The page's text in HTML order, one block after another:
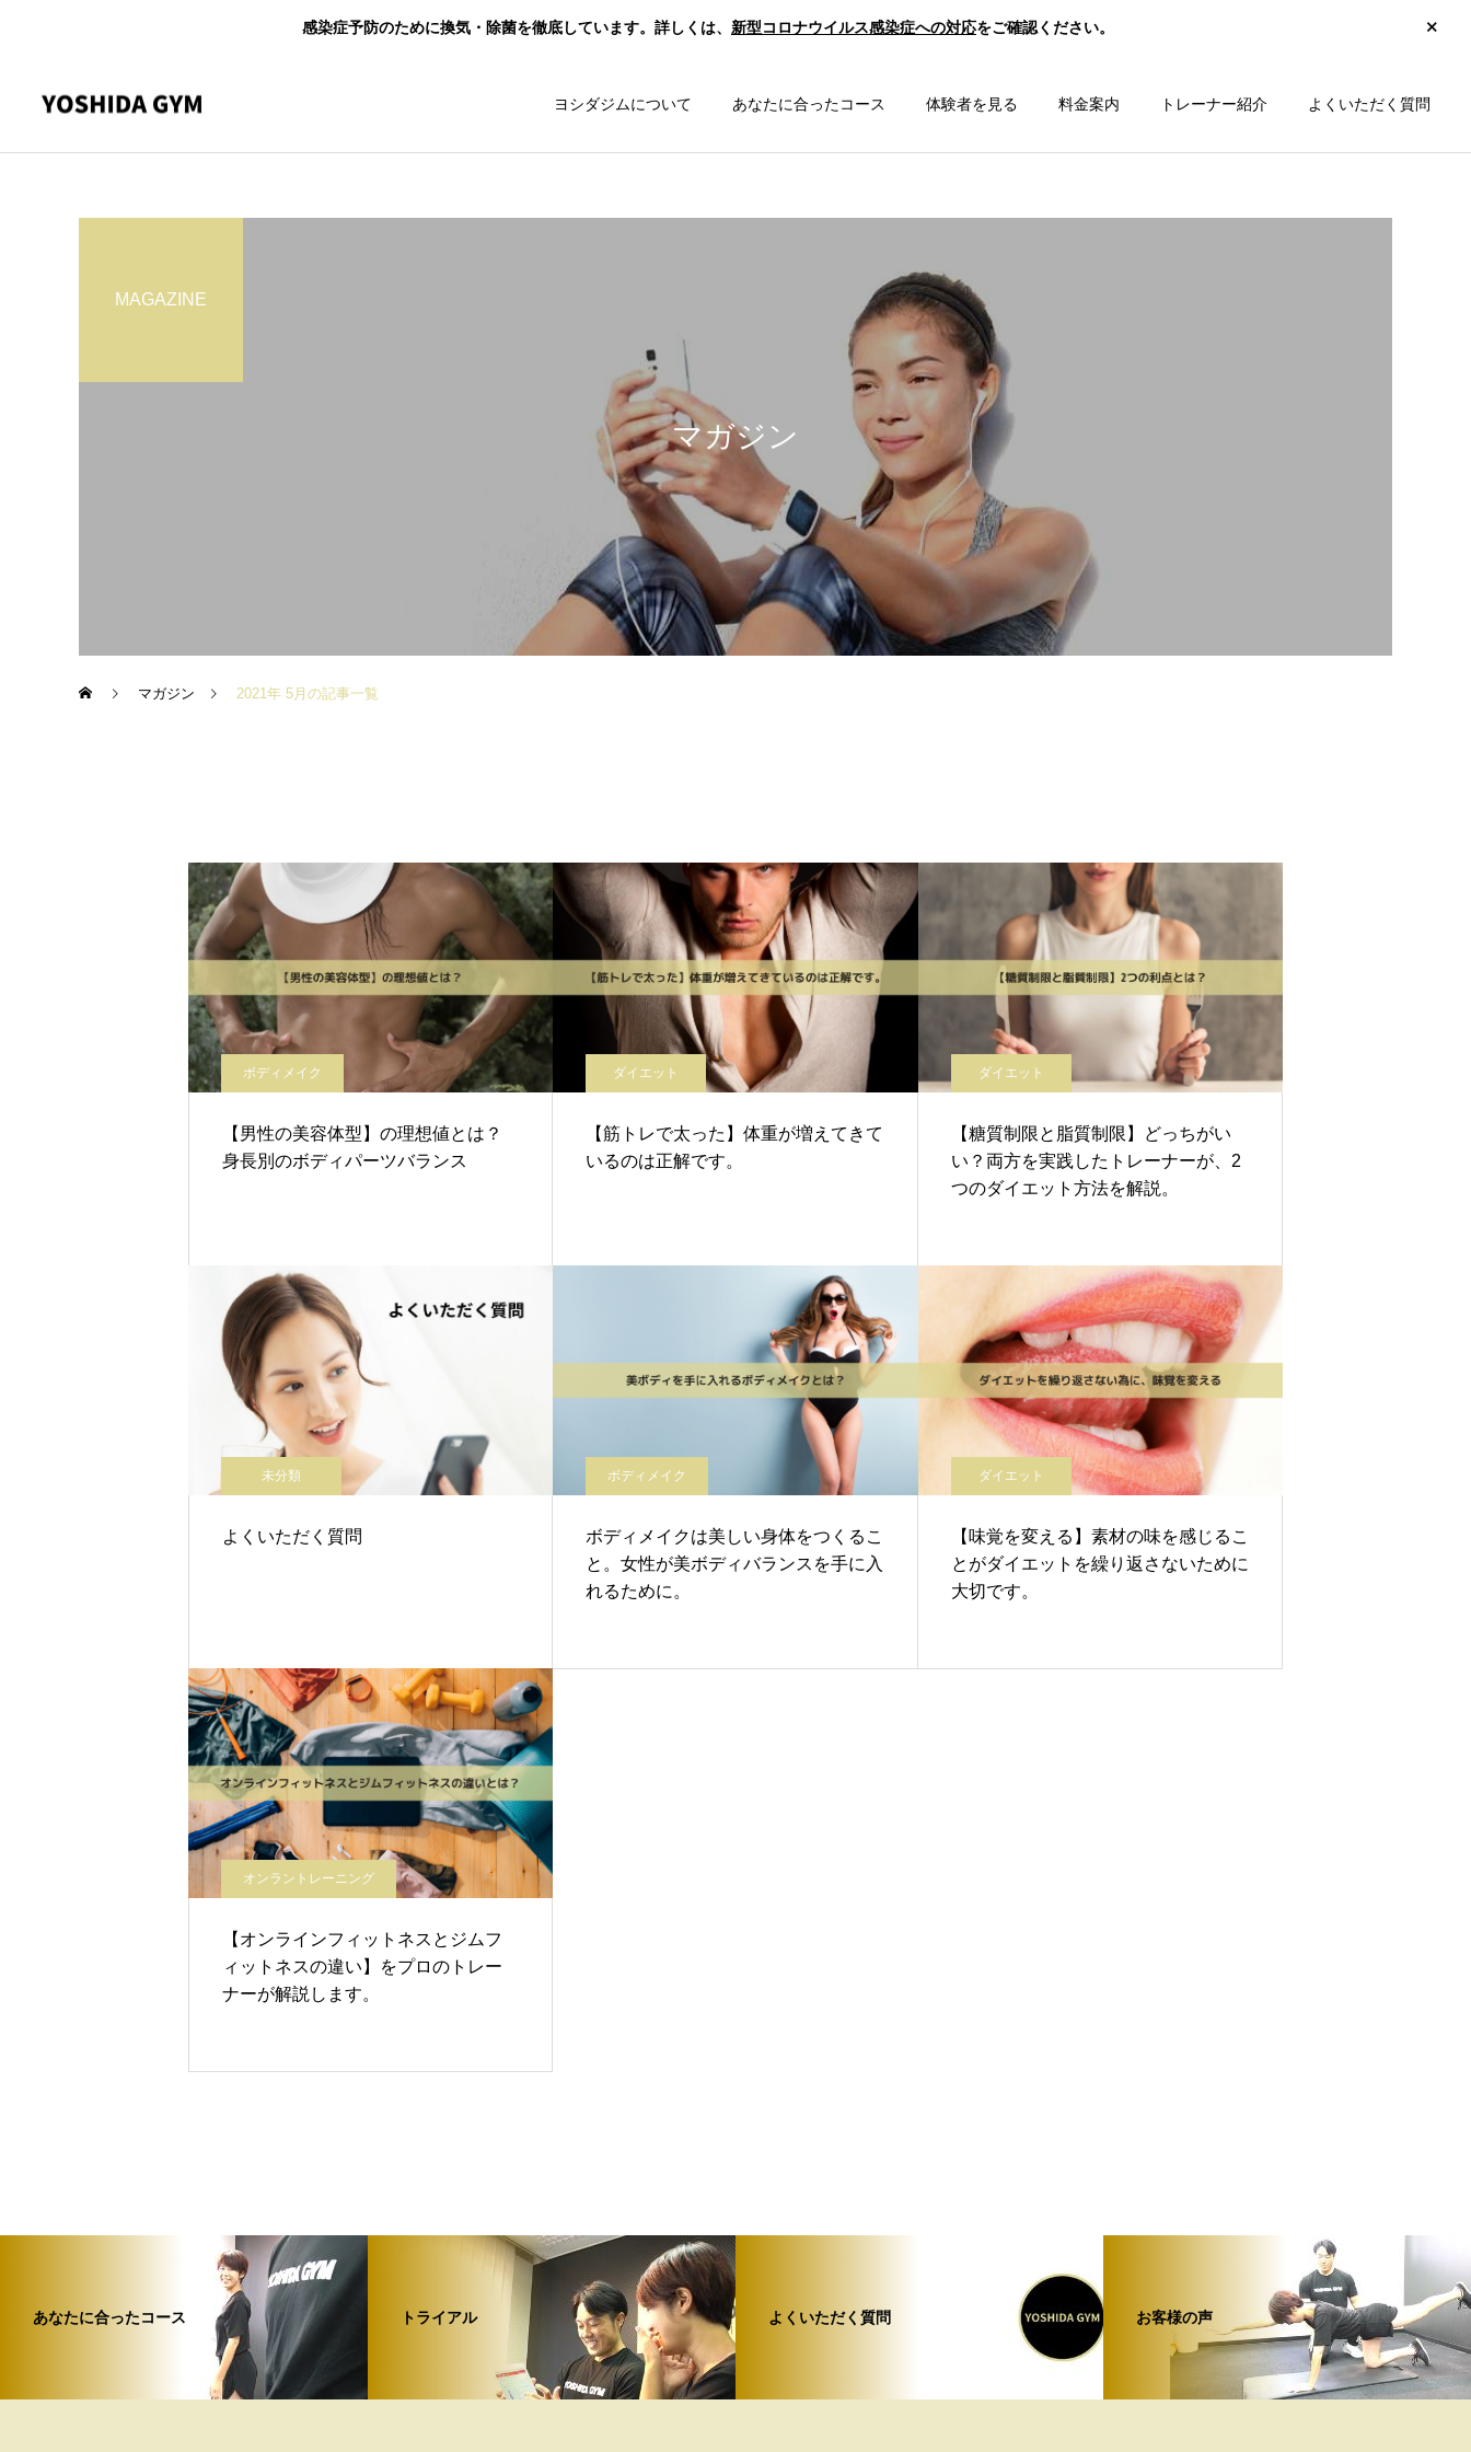
感染症予防のために換気・除菌を徹底しています。詳しくは、 新型コロナウイルス感染症への対応をご確認ください。
ヨシダジムについて あなたに合ったコース 体験者を見る 料金案内 トレーナー紹介 よくいただく質問
マガジン
MAGAZINE
マガジン 2021年 5月の記事一覧
ボディメイク
【男性の美容体型】の理想値とは？
身長別のボディパーツバランス
ダイエット
【筋トレで太った】体重が増えてきて
いるのは正解です。
ダイエット
【糖質制限と脂質制限】どっちがい
い？両方を実践したトレーナーが、2
つのダイエット方法を解説。
未分類
よくいただく質問
ボディメイク
ボディメイクは美しい身体をつくるこ
と。女性が美ボディバランスを手に入
れるために。
ダイエット
【味覚を変える】素材の味を感じるこ
とがダイエットを繰り返さないために
大切です。
オンラントレーニング
【オンラインフィットネスとジムフ
ィットネスの違い】をプロのトレー
ナーが解説します。
あなたに合ったコース トライアル よくいただく質問 お客様の声